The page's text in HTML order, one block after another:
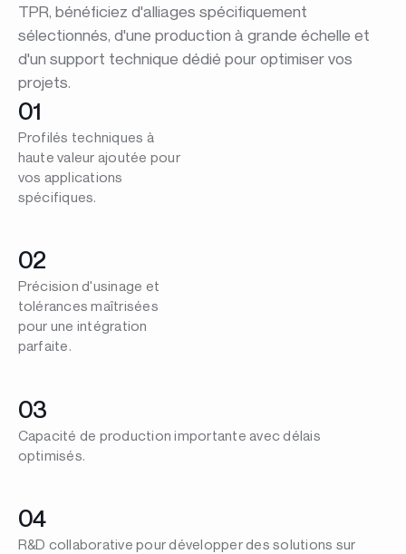
TPR, bénéficiez d'alliages spécifiquement
sélectionnés, d'une production à grande échelle et
d'un support technique dédié pour optimiser vos
projets.
01
Profilés techniques à
haute valeur ajoutée pour
vos applications
spécifiques.
02
Précision d'usinage et
tolérances maîtrisées
pour une intégration
parfaite.
03
Capacité de production importante avec délais
optimisés.
04
R&D collaborative pour développer des solutions sur